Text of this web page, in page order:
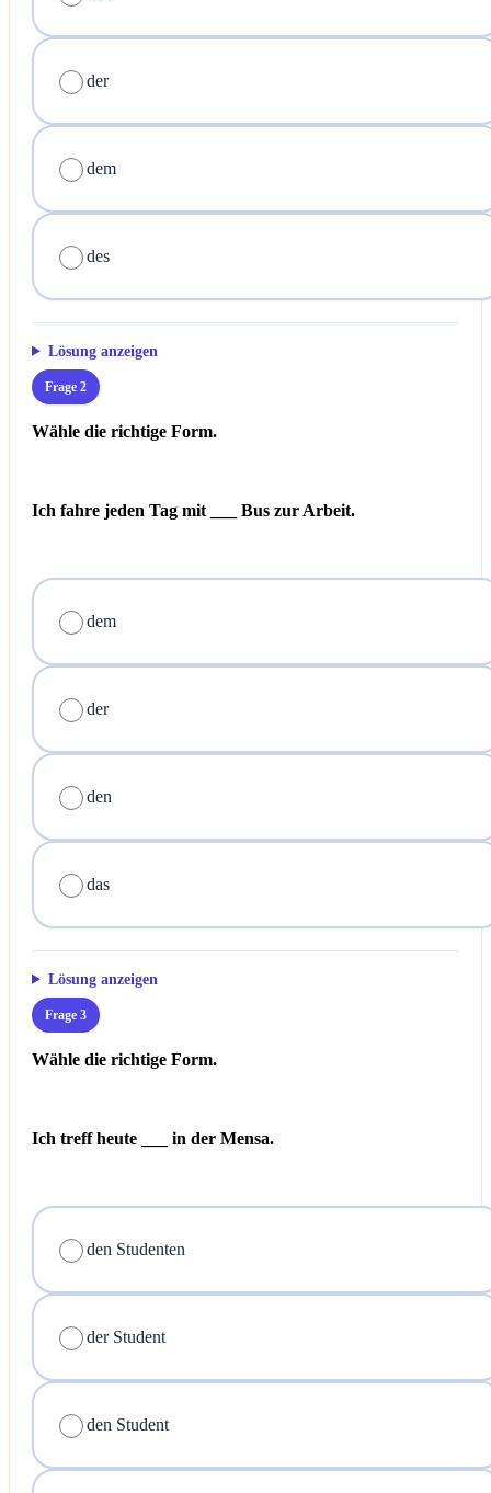
der
dem
des
Lösung anzeigen
Frage 2
Wähle die richtige Form.
Ich fahre jeden Tag mit ___ Bus zur Arbeit.
dem
der
den
das
Lösung anzeigen
Frage 3
Wähle die richtige Form.
Ich treff heute ___ in der Mensa.
den Studenten
der Student
den Student